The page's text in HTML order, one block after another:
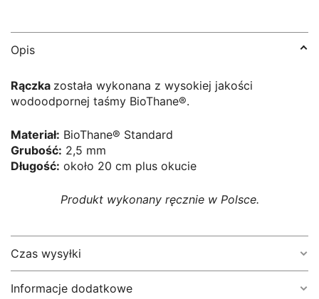
Opis
Rączka została wykonana z wysokiej jakości
wodoodpornej taśmy BioThane®.
Materiał: BioThane® Standard
Grubość: 2,5 mm
Długość: około 20 cm plus okucie
Produkt wykonany ręcznie w Polsce.
Czas wysyłki
1-5 dni roboczych.
Informacje dodatkowe